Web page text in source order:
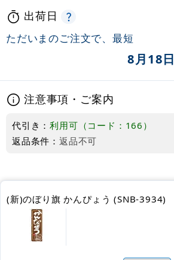
出荷日
ただいまのご注文で、最短
8月18日
注意事項・ご案内
代引き：利用可（コード：166）
返品条件： 返品不可
(新)のぼり旗 かんぴょう (SNB-3934)